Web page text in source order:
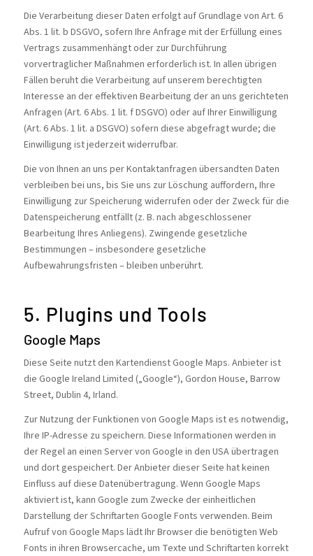
Die Verarbeitung dieser Daten erfolgt auf Grundlage von Art. 6
Abs. 1 lit. b DSGVO, sofern Ihre Anfrage mit der Erfüllung eines
Vertrags zusammenhängt oder zur Durchführung
vorvertraglicher Maßnahmen erforderlich ist. In allen übrigen
Fällen beruht die Verarbeitung auf unserem berechtigten
Interesse an der effektiven Bearbeitung der an uns gerichteten
Anfragen (Art. 6 Abs. 1 lit. f DSGVO) oder auf Ihrer Einwilligung
(Art. 6 Abs. 1 lit. a DSGVO) sofern diese abgefragt wurde; die
Einwilligung ist jederzeit widerrufbar.
Die von Ihnen an uns per Kontaktanfragen übersandten Daten
verbleiben bei uns, bis Sie uns zur Löschung auffordern, Ihre
Einwilligung zur Speicherung widerrufen oder der Zweck für die
Datenspeicherung entfällt (z. B. nach abgeschlossener
Bearbeitung Ihres Anliegens). Zwingende gesetzliche
Bestimmungen – insbesondere gesetzliche
Aufbewahrungsfristen – bleiben unberührt.
5. Plugins und Tools
Google Maps
Diese Seite nutzt den Kartendienst Google Maps. Anbieter ist
die Google Ireland Limited („Google“), Gordon House, Barrow
Street, Dublin 4, Irland.
Zur Nutzung der Funktionen von Google Maps ist es notwendig,
Ihre IP-Adresse zu speichern. Diese Informationen werden in
der Regel an einen Server von Google in den USA übertragen
und dort gespeichert. Der Anbieter dieser Seite hat keinen
Einfluss auf diese Datenübertragung. Wenn Google Maps
aktiviert ist, kann Google zum Zwecke der einheitlichen
Darstellung der Schriftarten Google Fonts verwenden. Beim
Aufruf von Google Maps lädt Ihr Browser die benötigten Web
Fonts in ihren Browsercache, um Texte und Schriftarten korrekt